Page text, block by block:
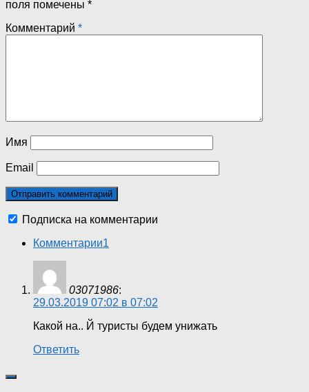
поля помечены *
Комментарий *
Имя
Email
Подписка на комментарии
Комментарии1
03071986:
29.03.2019 07:02 в 07:02
Какой на.. Й туристы будем унижать
Ответить